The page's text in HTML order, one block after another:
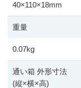
40×110×18mm
重量
0.07kg
通い箱 外形寸法
(縦×横×高)